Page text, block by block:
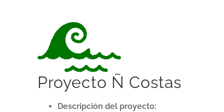
Proyecto Ñ Costas
Descripción del proyecto: